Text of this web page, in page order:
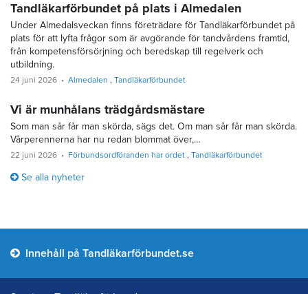
Tandläkarförbundet på plats i Almedalen
Under Almedalsveckan finns företrädare för Tandläkarförbundet på
plats för att lyfta frågor som är avgörande för tandvårdens framtid,
från kompetensförsörjning och beredskap till regelverk och
utbildning.
24 juni 2026 Almedalen Tandläkarförbundet
Vi är munhålans trädgårdsmästare
Som man sår får man skörda, sägs det. Om man sår får man skörda.
Vårperennerna har nu redan blommat över,…
22 juni 2026 Förbundsordföranden har ordet Tandläkarförbundet
Se alla nyheter
Innehåll på Tandläkarförbundet.se